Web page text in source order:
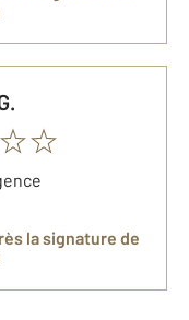
la signature de